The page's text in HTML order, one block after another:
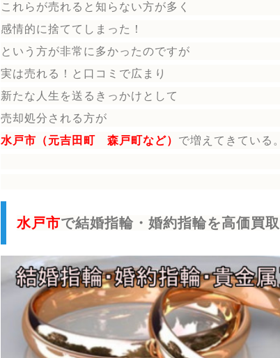
これらが売れると知らない方が多く
感情的に捨ててしまった！
という方が非常に多かったのですが
実は売れる！と口コミで広まり
新たな人生を送る きっかけとして
売却処分される方が
水戸市（元吉田町 森戸町など） で増えてきている。
水戸市で結婚指輪・婚約指輪を高価買取